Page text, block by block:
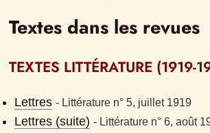
Textes dans les revues
TEXTES LITTÉRATURE (1919-
Lettres - Littérature n° 5, juillet 1919
Lettres (suite) - Littérature n° 6, août